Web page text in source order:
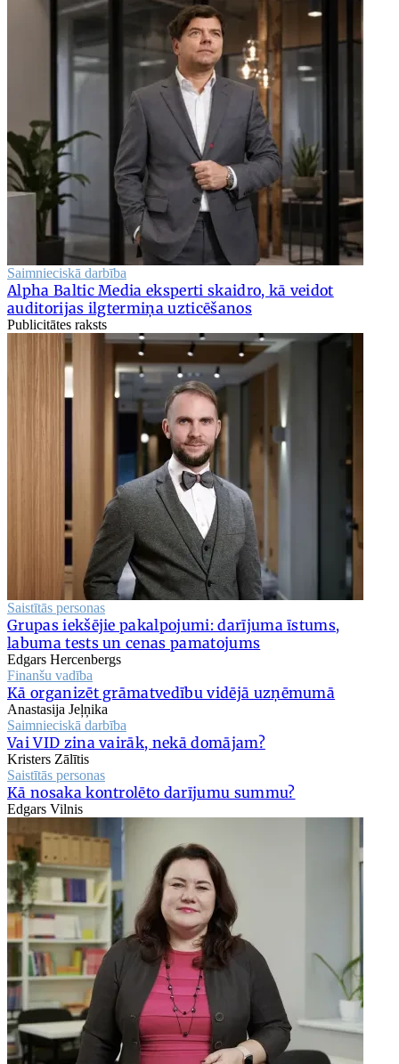
Saimnieciskā darbība
Alpha Baltic Media eksperti skaidro, kā veidot
auditorijas ilgtermiņa uzticēšanos
Publicitātes raksts
Saistītās personas
Grupas iekšējie pakalpojumi: darījuma īstums,
labuma tests un cenas pamatojums
Edgars Hercenbergs
Finanšu vadība
Kā organizēt grāmatvedību vidējā uzņēmumā
Anastasija Jeļņika
Saimnieciskā darbība
Vai VID zina vairāk, nekā domājam?
Kristers Zālītis
Saistītās personas
Kā nosaka kontrolēto darījumu summu?
Edgars Vilnis